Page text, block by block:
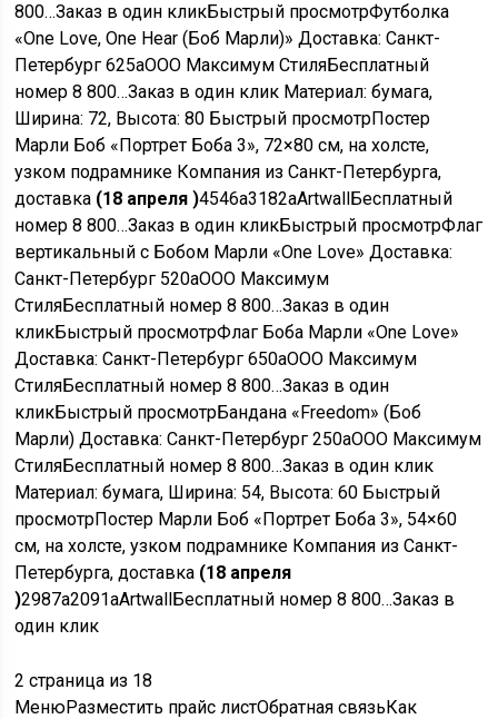
800…Заказ в один кликБыстрый просмотрФутболка
«One Love, One Hear (Боб Марли)» Доставка: Санкт-
Петербург625aООО Максимум СтиляБесплатный
номер 8 800…Заказ в один клик Материал: бумага,
Ширина: 72, Высота: 80 Быстрый просмотрПостер
Марли Боб «Портрет Боба 3», 72×80 см, на холсте,
узком подрамнике Компания из Санкт-Петербурга,
доставка (18 апреля )4546a3182aArtwallБесплатный
номер 8 800…Заказ в один кликБыстрый просмотрФлаг
вертикальный с Бобом Марли «One Love» Доставка:
Санкт-Петербург 520aООО Максимум
СтиляБесплатный номер 8 800…Заказ в один
кликБыстрый просмотрФлаг Боба Марли «One Love»
Доставка: Санкт-Петербург650aООО Максимум
СтиляБесплатный номер 8 800…Заказ в один
кликБыстрый просмотрБандана «Freedom» (Боб
Марли) Доставка: Санкт-Петербург250aООО Максимум
СтиляБесплатный номер 8 800…Заказ в один клик
Материал: бумага, Ширина: 54, Высота: 60 Быстрый
просмотрПостер Марли Боб «Портрет Боба 3», 54×60
см, на холсте, узком подрамнике Компания из Санкт-
Петербурга, доставка (18 апреля
)2987a2091aArtwallБесплатный номер 8 800…Заказ в
один клик
2 страница из 18
МенюРазместить прайс листОбратная связьКак